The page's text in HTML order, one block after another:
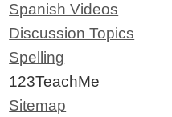
Spanish Videos
Discussion Topics
Spelling
123TeachMe
Sitemap